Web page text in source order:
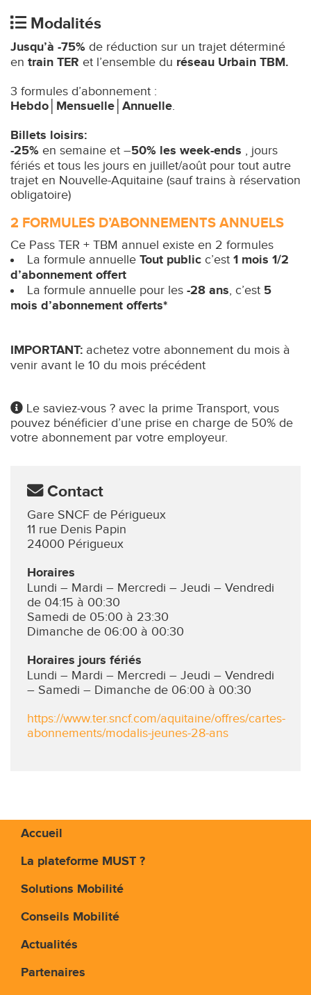
Modalités
Jusqu’à -75% de réduction sur un trajet déterminé
en train TER et l’ensemble du réseau Urbain TBM.
3 formules d’abonnement :
Hebdo│Mensuelle│Annuelle.
Billets loisirs:
-25% en semaine et –50% les week-ends , jours
fériés et tous les jours en juillet/août pour tout autre
trajet en Nouvelle-Aquitaine (sauf trains à réservation
obligatoire)
2 FORMULES D’ABONNEMENTS ANNUELS
Ce Pass TER + TBM annuel existe en 2 formules
La formule annuelle Tout public c’est 1 mois 1/2
d’abonnement offert
La formule annuelle pour les -28 ans, c’est 5
mois d’abonnement offerts*
IMPORTANT: achetez votre abonnement du mois à
venir avant le 10 du mois précédent
Le saviez-vous ? avec la prime Transport, vous
pouvez bénéficier d’une prise en charge de 50% de
votre abonnement par votre employeur.
Contact
Gare SNCF de Périgueux
11 rue Denis Papin
24000 Périgueux
Horaires
Lundi – Mardi – Mercredi – Jeudi – Vendredi
de 04:15 à 00:30
Samedi de 05:00 à 23:30
Dimanche de 06:00 à 00:30
Horaires jours fériés
Lundi – Mardi – Mercredi – Jeudi – Vendredi
– Samedi – Dimanche de 06:00 à 00:30
https://www.ter.sncf.com/aquitaine/offres/cartes-
abonnements/modalis-jeunes-28-ans
Accueil
La plateforme MUST ?
Solutions Mobilité
Conseils Mobilité
Actualités
Partenaires